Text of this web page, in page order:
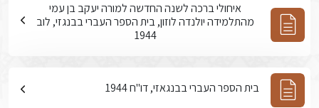
איחולי ברכה לשנה החדשה למורה יעקב בן עמי
מהתלמידה יולנדה לוזון, בית הספר העברי בבנגזי, לוב
1944
בית הספר העברי בבנגאזי, דו"ח 1944